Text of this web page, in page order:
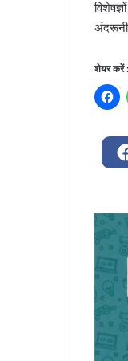
अंदरूनी
शेयर करें